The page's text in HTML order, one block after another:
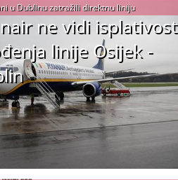
ne vidi isplativost
linije Osijek -
u Dublinu zatražili direktnu liniju